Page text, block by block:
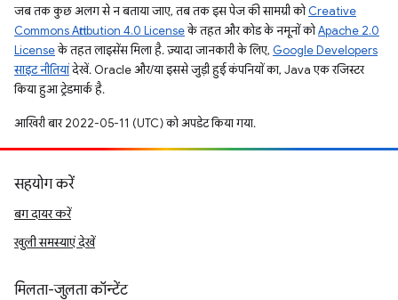
जब तक कुछ अलग से न बताया जाए, तब तक इस पेज की सामग्री कोCreative
Commons Attribution 4.0 Licenseके तहत और कोड के नमूनों कोApache 2.0
Licenseके तहत लाइसेंस मिला है. ज़्यादा जानकारी के लिए, Google Developers
साइट नीतियांदेखें. Oracle और/या इससे जुड़ी हुई कंपनियों का, Java एक रजिस्टर
किया हुआ ट्रेडमार्क है.
आखिरी बार 2022-05-11 (UTC) को अपडेट किया गया.
सहयोग करें
बग दायर करें
खुली समस्याएं देखें
मिलता-जुलता कॉन्टेंट